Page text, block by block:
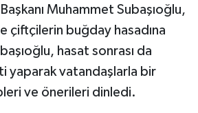
Muhammet Subaşıoğlu,
çiftçilerin buğday hasadına
hasat sonrası da
yaparak vatandaşlarla bir
ve önerileri dinledi.